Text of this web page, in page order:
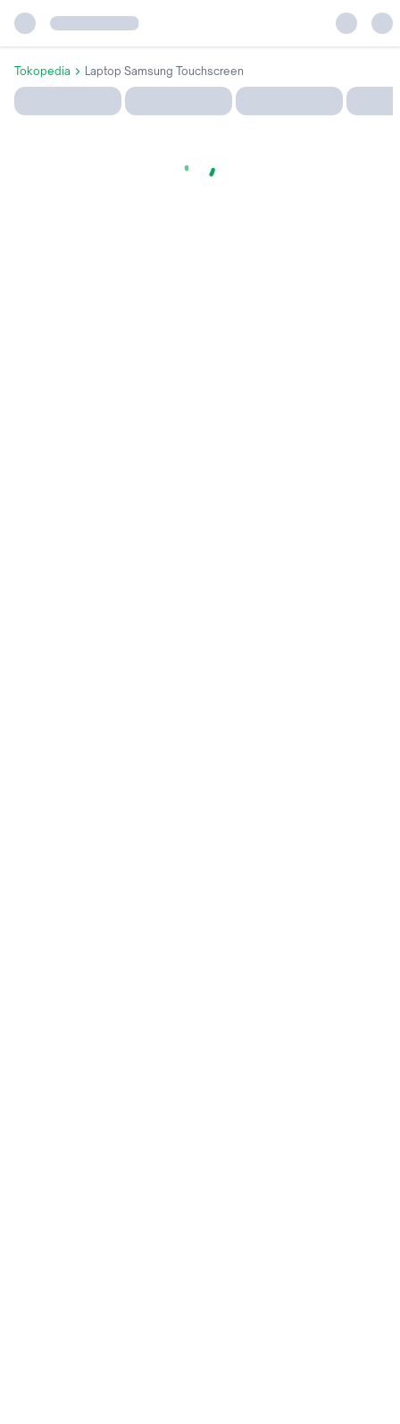
Tokopedia Laptop Samsung Touchscreen